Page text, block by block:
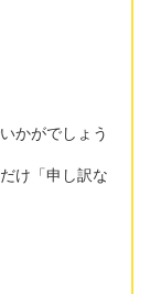
かがでしょう
け「申し訳な